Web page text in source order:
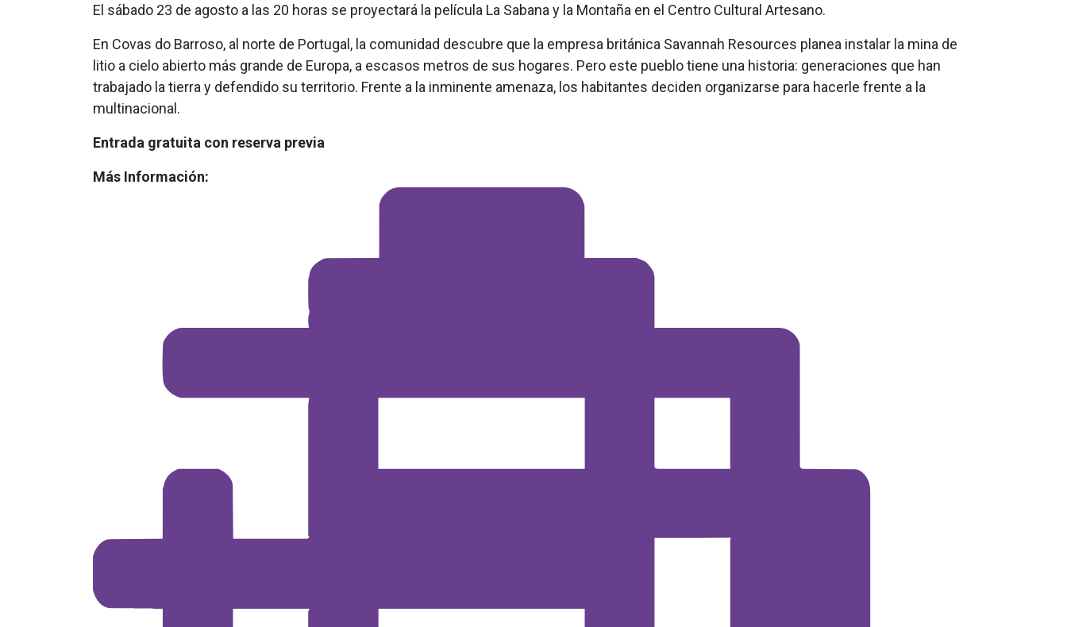
El sábado 23 de agosto a las 20 horas se proyectará la película La Sabana y la Montaña en el Centro Cultural Artesano.
En Covas do Barroso, al norte de Portugal, la comunidad descubre que la empresa británica Savannah Resources planea instalar la mina de
litio a cielo abierto más grande de Europa, a escasos metros de sus hogares. Pero este pueblo tiene una historia: generaciones que han
trabajado la tierra y defendido su territorio. Frente a la inminente amenaza, los habitantes deciden organizarse para hacerle frente a la
multinacional.
Entrada gratuita con reserva previa
Más Información: